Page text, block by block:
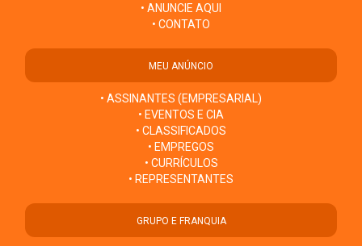
• ANUNCIE AQUI
• CONTATO
MEU ANÚNCIO
• ASSINANTES (EMPRESARIAL)
• EVENTOS E CIA
• CLASSIFICADOS
• EMPREGOS
• CURRÍCULOS
• REPRESENTANTES
GRUPO E FRANQUIA